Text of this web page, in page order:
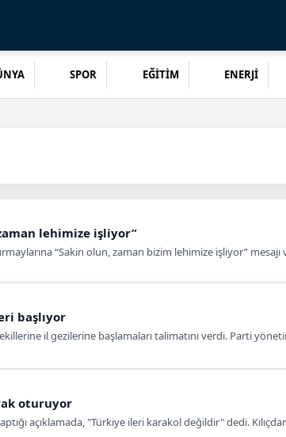
SPOR EĞİTİM ENERJİ
lehimize işliyor”
“Sakin olun, zaman bizim lehimize işliyor” mesajı
başlıyor
il gezilerine başlamaları talimatını verdi. Parti
oturuyor
açıklamada, "Türkiye ileri karakol değildir" dedi.